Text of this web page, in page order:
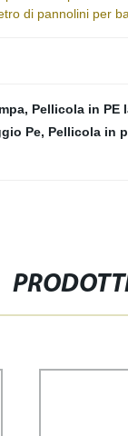
di pannolini per
, Pellicola in PE
Pe, Pellicola in